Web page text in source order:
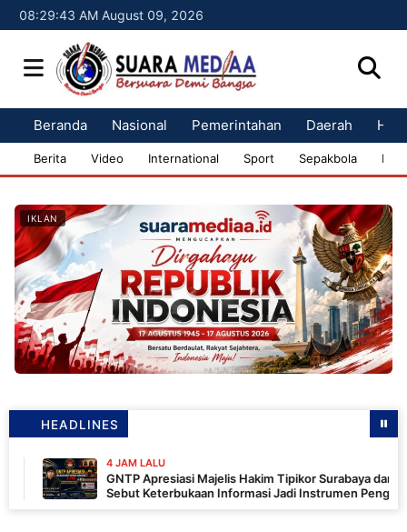
08:29:44 AM August 09, 2026
Beranda Nasional Pemerintahan Daerah
Berita Video International Sport Sepakbola
IKLAN
HEADLINES
4 JAM LALU
GNTP Apresiasi Majelis Hakim Tipikor Surabaya dan PKN,
Sebut Keterbukaan Informasi Jadi Instrumen Pengawasan